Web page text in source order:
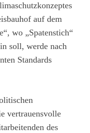
auf dem
wo „Spatenstich“
soll, werde nach
Standards
vertrauensvolle
des